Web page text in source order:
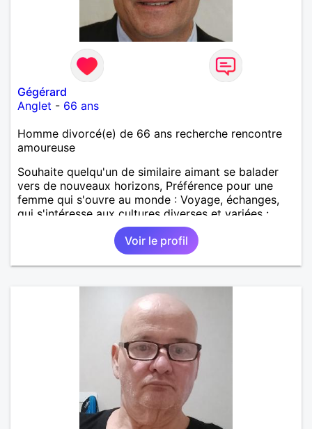
Gégérard
Anglet - 66 ans
Homme divorcé(e) de 66 ans recherche rencontre
amoureuse
Souhaite quelqu'un de similaire aimant se balader
vers de nouveaux horizons, Préférence pour une
femme qui s'ouvre au monde : Voyage, échanges,
qui s'intéresse aux cultures diverses et variées :
régions, spectacles,...
Voir le profil